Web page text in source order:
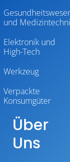
und
Elektronik und
High-Tech
Werkzeug
Verpackte
Konsumgüter
Über
Uns